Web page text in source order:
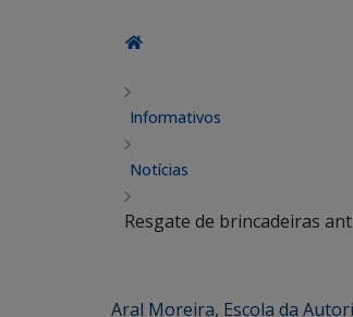
Informativos
Notícias
Resgate de brincadeiras
Aral Moreira, Escola da